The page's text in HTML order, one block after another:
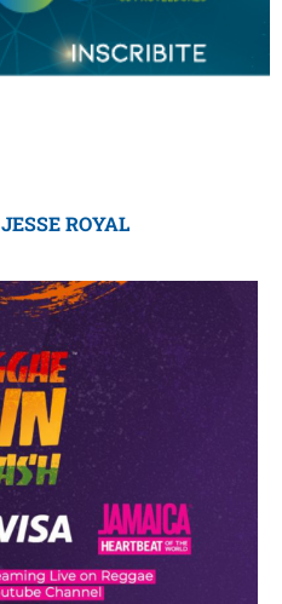
JESSE ROYAL